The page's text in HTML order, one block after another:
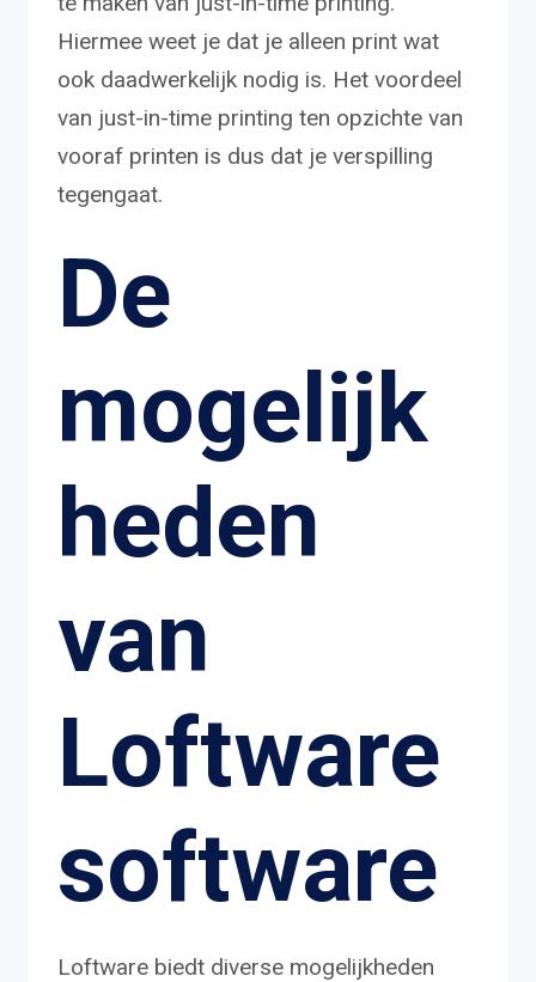
Hiermee weet je dat je alleen print wat
ook daadwerkelijk nodig is. Het voordeel
van just-in-time printing ten opzichte van
vooraf printen is dus dat je verspilling
tegengaat.
De
mogelijk
heden
van
Loftware
software
Loftware biedt diverse mogelijkheden